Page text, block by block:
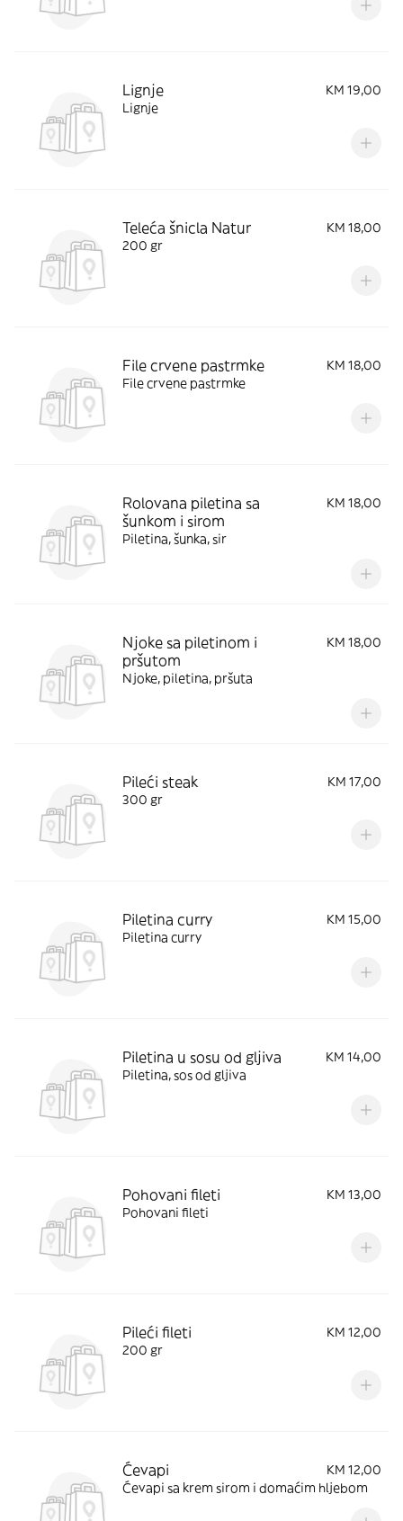
Lignje
KM 19,00
Lignje
Teleća šnicla Natur
KM 18,00
200 gr
File crvene pastrmke
KM 18,00
File crvene pastrmke
Rolovana piletina sa
šunkom i sirom
KM 18,00
Piletina, šunka, sir
Njoke sa piletinom i
pršutom
KM 18,00
Njoke, piletina, pršuta
Pileći steak
KM 17,00
300 gr
Piletina curry
KM 15,00
Piletina curry
Piletina u sosu od gljiva
KM 14,00
Piletina, sos od gljiva
Pohovani fileti
KM 13,00
Pohovani fileti
Pileći fileti
KM 12,00
200 gr
Ćevapi
KM 12,00
Ćevapi sa krem sirom i domaćim hljebom